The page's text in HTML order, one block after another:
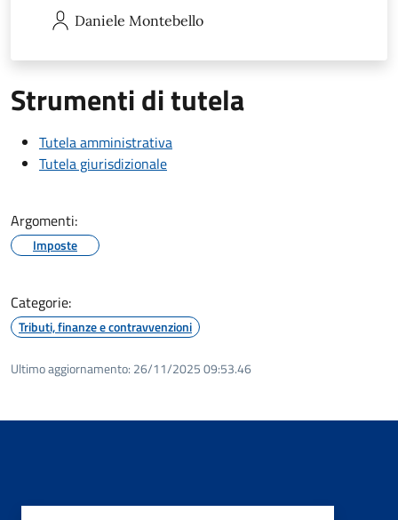
Daniele Montebello
Strumenti di tutela
Tutela amministrativa
Tutela giurisdizionale
Argomenti:
Imposte
Categorie:
Tributi, finanze e contravvenzioni
Ultimo aggiornamento: 26/11/2025 09:53.46